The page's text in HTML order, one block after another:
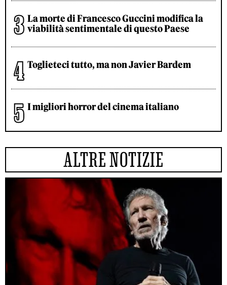
La morte di Francesco Guccini modifica la
viabilità sentimentale di questo Paese
Toglieteci tutto, ma non Javier Bardem
I migliori horror del cinema italiano
ALTRE NOTIZIE